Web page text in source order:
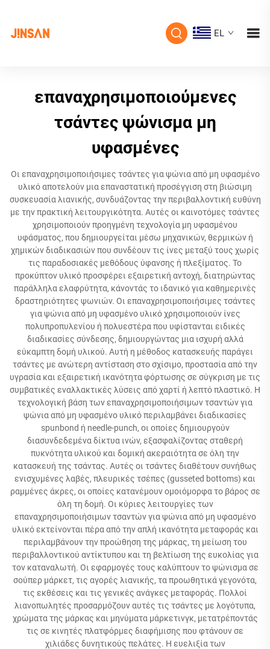
EL
επαναχρησιμοποιούμενες
τσάντες ψώνισμα μη
υφασμένες
Οι επαναχρησιμοποιήσιμες τσάντες για ψώνια από μη υφασμένο
υλικό αποτελούν μια επαναστατική προσέγγιση στη βιώσιμη
συσκευασία λιανικής, συνδυάζοντας την περιβαλλοντική ευθύνη
με την πρακτική λειτουργικότητα. Αυτές οι καινοτόμες τσάντες
χρησιμοποιούν προηγμένη τεχνολογία μη υφασμένου
υφάσματος, που δημιουργείται μέσω μηχανικών, θερμικών ή
χημικών διαδικασιών που συνδέουν τις ίνες μεταξύ τους χωρίς
τις παραδοσιακές μεθόδους ύφανσης ή πλεξίματος. Το
προκύπτον υλικό προσφέρει εξαιρετική αντοχή, διατηρώντας
παράλληλα ελαφρύτητα, κάνοντάς το ιδανικό για καθημερινές
δραστηριότητες ψωνιών. Οι επαναχρησιμοποιήσιμες τσάντες
για ψώνια από μη υφασμένο υλικό χρησιμοποιούν ίνες
πολυπροπυλενίου ή πολυεστέρα που υφίστανται ειδικές
διαδικασίες σύνδεσης, δημιουργώντας μια ισχυρή αλλά
εύκαμπτη δομή υλικού. Αυτή η μέθοδος κατασκευής παράγει
τσάντες με ανώτερη αντίσταση στο σχίσιμο, προστασία από την
υγρασία και εξαιρετική ικανότητα φόρτωσης σε σύγκριση με τις
συμβατικές εναλλακτικές λύσεις από χαρτί ή λεπτό πλαστικό. Η
τεχνολογική βάση των επαναχρησιμοποιήσιμων τσαντών για
ψώνια από μη υφασμένο υλικό περιλαμβάνει διαδικασίες
spunbond ή needle-punch, οι οποίες δημιουργούν
διασυνδεδεμένα δίκτυα ινών, εξασφαλίζοντας σταθερή
πυκνότητα υλικού και δομική ακεραιότητα σε όλη την
κατασκευή της τσάντας. Αυτές οι τσάντες διαθέτουν συνήθως
ενισχυμένες λαβές, πλευρικές τσέπες (gusseted bottoms) και
ραμμένες άκρες, οι οποίες κατανέμουν ομοιόμορφα το βάρος σε
όλη τη δομή. Οι κύριες λειτουργίες των
επαναχρησιμοποιήσιμων τσαντών για ψώνια από μη υφασμένο
υλικό εκτείνονται πέρα από την απλή ικανότητα μεταφοράς και
περιλαμβάνουν την προώθηση της μάρκας, τη μείωση του
περιβαλλοντικού αντίκτυπου και τη βελτίωση της ευκολίας για
τον καταναλωτή. Οι εφαρμογές τους καλύπτουν το ψώνισμα σε
σούπερ μάρκετ, τις αγορές λιανικής, τα προωθητικά γεγονότα,
τις εκθέσεις και τις γενικές ανάγκες μεταφοράς. Πολλοί
λιανοπωλητές προσαρμόζουν αυτές τις τσάντες με λογότυπα,
χρώματα της μάρκας και μηνύματα μάρκετινγκ, μετατρέποντάς
τις σε κινητές πλατφόρμες διαφήμισης που φτάνουν σε
χιλιάδες δυνητικούς πελάτες. Η ευελιξία των